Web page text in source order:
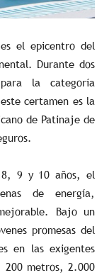
el epicentro del
Durante dos
la categoría
certamen es la
de Patinaje de
8, 9 y 10 años, el
de energía,
Bajo un
promesas del
en las exigentes
200 metros, 2.000